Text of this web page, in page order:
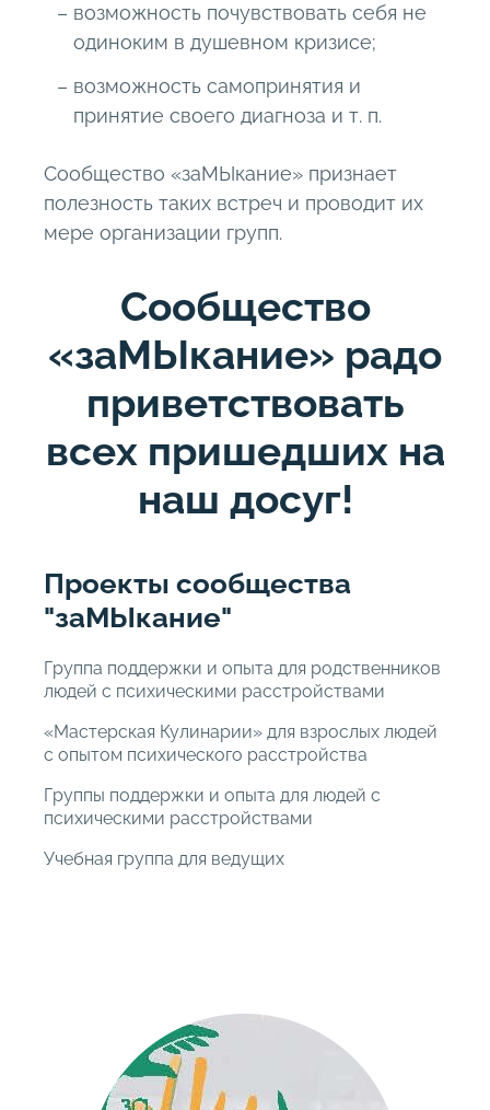
возможность почувствовать себя не
одиноким в душевном кризисе;
возможность самопринятия и
принятие своего диагноза и т. п.
Сообщество «заМЫкание» признает
полезность таких встреч и проводит их
мере организации групп.
Сообщество
«заМЫкание» радо
приветствовать
всех пришедших на
наш досуг!
Проекты сообщества
"заМЫкание"
Группа поддержки и опыта для родственников
людей с психическими расстройствами
«Мастерская Кулинарии» для взрослых людей
с опытом психического расстройства
Группы поддержки и опыта для людей с
психическими расстройствами
Учебная группа для ведущих